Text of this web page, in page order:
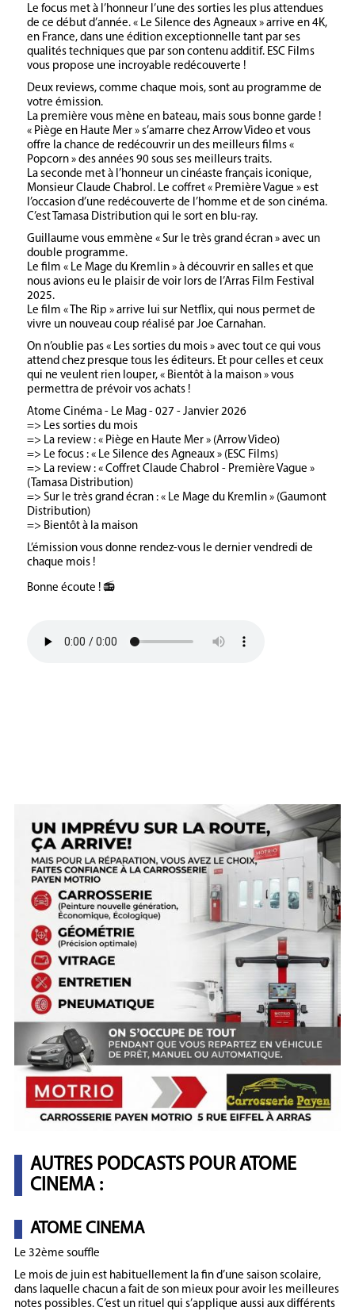
Le focus met à l’honneur l’une des sorties les plus attendues
de ce début d’année. « Le Silence des Agneaux » arrive en 4K,
en France, dans une édition exceptionnelle tant par ses
qualités techniques que par son contenu additif. ESC Films
vous propose une incroyable redécouverte !
Deux reviews, comme chaque mois, sont au programme de
votre émission.
La première vous mène en bateau, mais sous bonne garde !
« Piège en Haute Mer » s’amarre chez Arrow Video et vous
offre la chance de redécouvrir un des meilleurs films «
Popcorn » des années 90 sous ses meilleurs traits.
La seconde met à l’honneur un cinéaste français iconique,
Monsieur Claude Chabrol. Le coffret « Première Vague » est
l’occasion d’une redécouverte de l’homme et de son cinéma.
C’est Tamasa Distribution qui le sort en blu-ray.
Guillaume vous emmène « Sur le très grand écran » avec un
double programme.
Le film « Le Mage du Kremlin » à découvrir en salles et que
nous avions eu le plaisir de voir lors de l’Arras Film Festival
2025.
Le film « The Rip » arrive lui sur Netflix, qui nous permet de
vivre un nouveau coup réalisé par Joe Carnahan.
On n’oublie pas « Les sorties du mois » avec tout ce qui vous
attend chez presque tous les éditeurs. Et pour celles et ceux
qui ne veulent rien louper, « Bientôt à la maison » vous
permettra de prévoir vos achats !
Atome Cinéma - Le Mag - 027 - Janvier 2026
=> Les sorties du mois
=> La review : « Piège en Haute Mer » (Arrow Video)
=> Le focus : « Le Silence des Agneaux » (ESC Films)
=> La review : « Coffret Claude Chabrol - Première Vague »
(Tamasa Distribution)
=> Sur le très grand écran : « Le Mage du Kremlin » (Gaumont
Distribution)
=> Bientôt à la maison
L’émission vous donne rendez-vous le dernier vendredi de
chaque mois !
Bonne écoute ! 📻
AUTRES PODCASTS POUR ATOME
CINEMA :
ATOME CINEMA
Le 32ème souffle
Le mois de juin est habituellement la fin d’une saison scolaire,
dans laquelle chacun a fait de son mieux pour avoir les meilleures
notes possibles. C’est un rituel qui s’applique aussi aux différents